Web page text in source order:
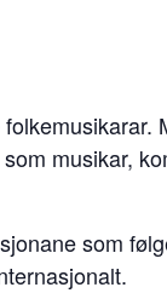
musikar,
som